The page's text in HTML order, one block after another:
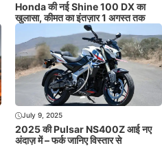
Honda की नई Shine 100 DX का
खुलासा, कीमत का इंतज़ार 1 अगस्त तक
July 9, 2025
2025 की Pulsar NS400Z आई नए
अंदाज़ में – फर्क जानिए विस्तार से